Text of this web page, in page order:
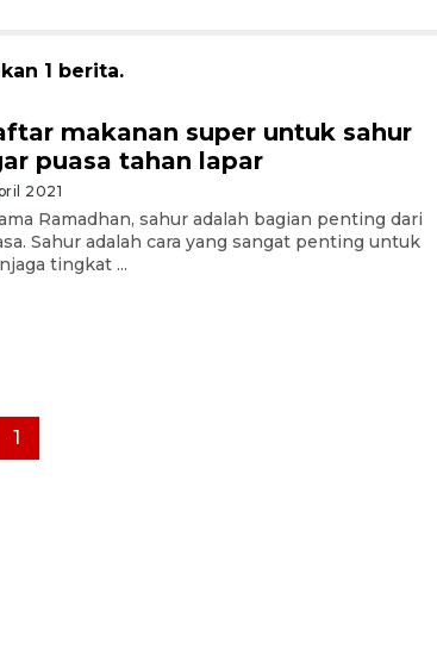
1 berita.
makanan super untuk sahur
puasa tahan lapar
2021
Ramadhan, sahur adalah bagian penting dari
Sahur adalah cara yang sangat penting untuk
tingkat ...
1